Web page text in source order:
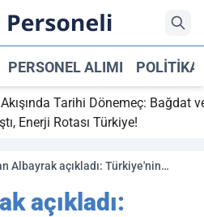
PERSONEL ALIMI POLITIKA
Tarihi Dönemeç: Bağdat ve Erbil
Rotası Türkiye!
Albayrak açıkladı: Türkiye'nin
açıkladı: